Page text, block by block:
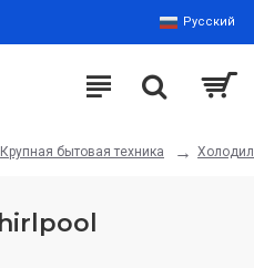
Русский
Крупная бытовая техника